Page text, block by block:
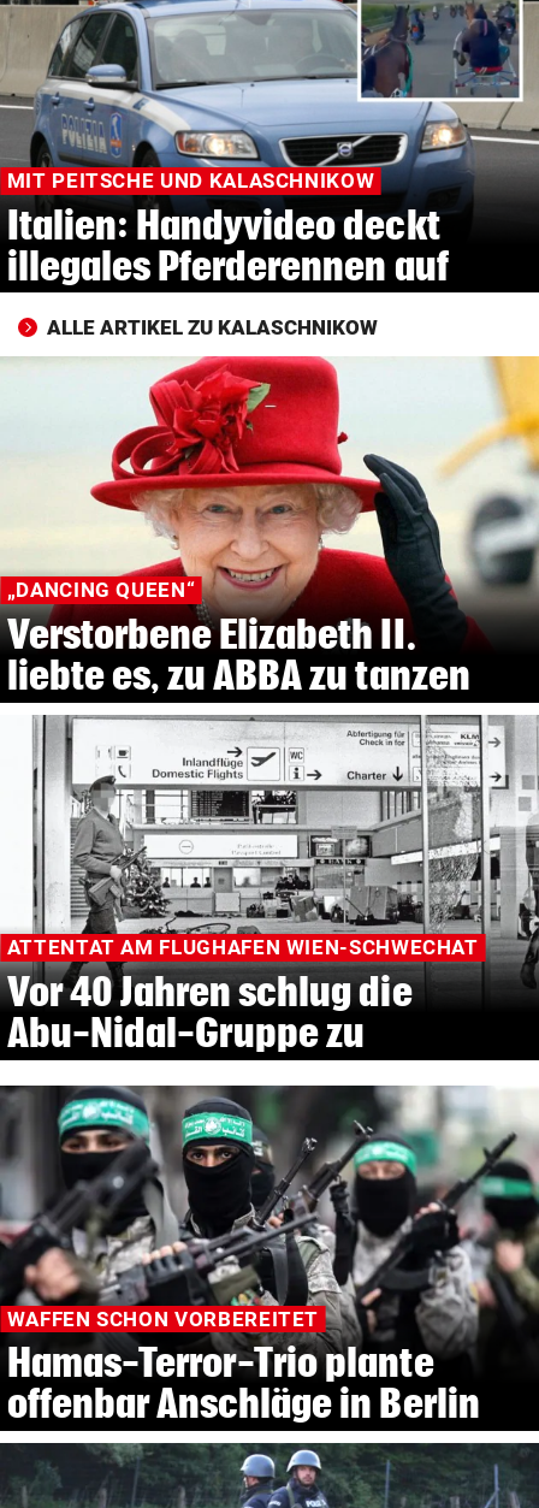
© Krone Multimedia GmbH & Co KG 2026
Muthgasse 2, 1190 Wien
MIT PEITSCHE UND KALASCHNIKOW
Italien: Handyvideo deckt
illegales Pferderennen auf
ALLE ARTIKEL ZU KALASCHNIKOW
„DANCING QUEEN“
Verstorbene Elizabeth II.
liebte es, zu ABBA zu tanzen
ATTENTAT AM FLUGHAFEN WIEN-SCHWECHAT
Vor 40 Jahren schlug die
Abu-Nidal-Gruppe zu
WAFFEN SCHON VORBEREITET
Hamas-Terror-Trio plante
offenbar Anschläge in Berlin